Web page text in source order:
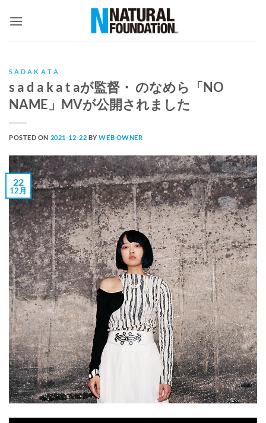
S A D A K A T A
s a d a k a t aが監督・ のなめら「NO
NAME」MVが公開されました
POSTED ON 2021-12-22 BYWEB OWNER
22
12月